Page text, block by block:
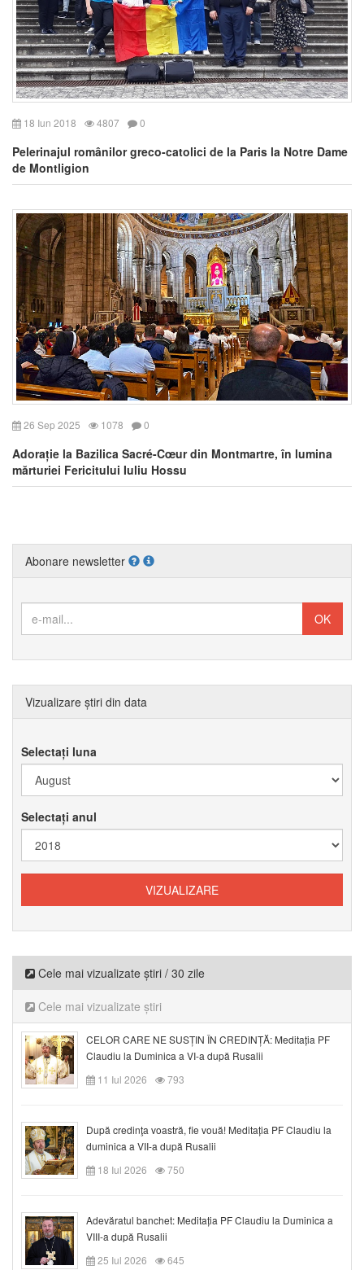
18 Iun 2018 4807 0
Pelerinajul românilor greco-catolici de la Paris la Notre Dame
de Montligion
26 Sep 2025 1078 0
Adorație la Bazilica Sacré-Cœur din Montmartre, în lumina
mărturiei Fericitului Iuliu Hossu
Abonare newsletter
Vizualizare știri din data
Selectați luna
Selectați anul
Cele mai vizualizate știri / 30 zile
Cele mai vizualizate știri
CELOR CARE NE SUSȚIN ÎN CREDINȚĂ: Meditația PF
Claudiu la Duminica a VI-a după Rusalii
11 Iul 2026
793
După credinţa voastră, fie vouă! Meditația PF Claudiu la
duminica a VII-a după Rusalii
18 Iul 2026
750
Adevăratul banchet: Meditația PF Claudiu la Duminica a
VIII-a după Rusalii
25 Iul 2026
645